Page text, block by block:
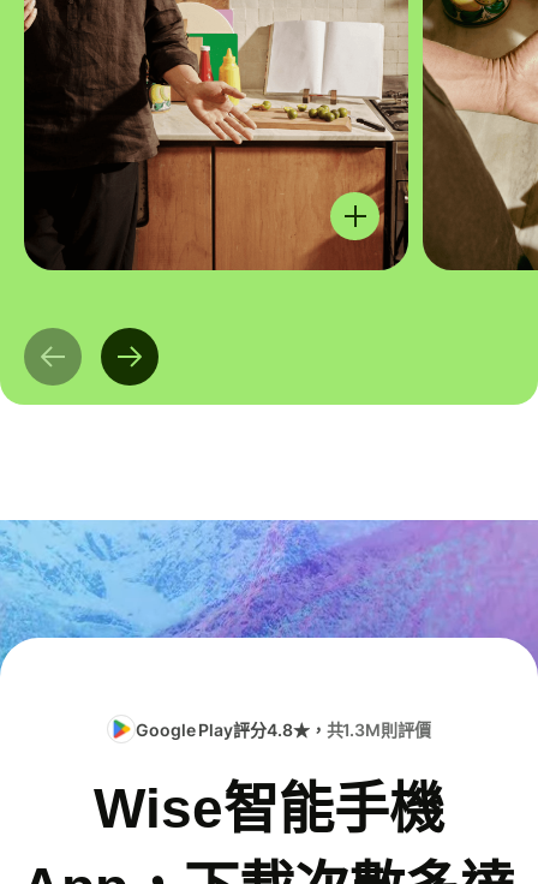
Google Play評分4.8★， 共1.3M則評價
Wise智能手機